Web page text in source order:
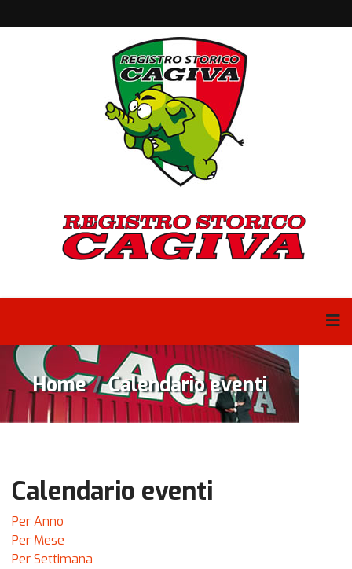
Home Calendario eventi
Calendario eventi
Per Anno
Per Mese
Per Settimana